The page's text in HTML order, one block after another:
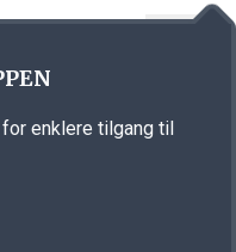
enklere tilgang til